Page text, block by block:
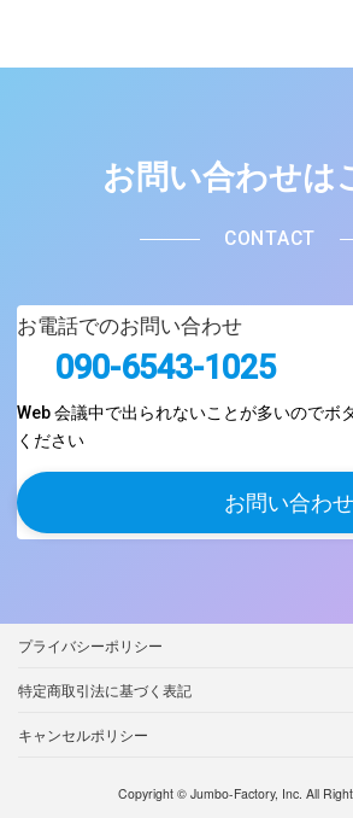
お問い合わせは
CONTACT
お電話でのお問い合わせ
090-6543-1025
Web 会議中で出られないことが多いのでボ
ください
お問い合わせ
プライバシーポリシー
特定商取引法に基づく表記
キャンセルポリシー
Copyright © Jumbo-Factory, Inc. All